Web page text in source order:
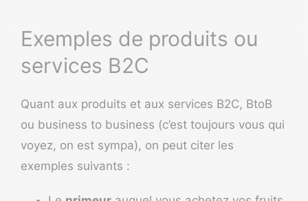
Exemples de produits ou
services B2C
Quant aux produits et aux services B2C, BtoB
ou business to business (c’est toujours vous qui
voyez, on est sympa), on peut citer les
exemples suivants :